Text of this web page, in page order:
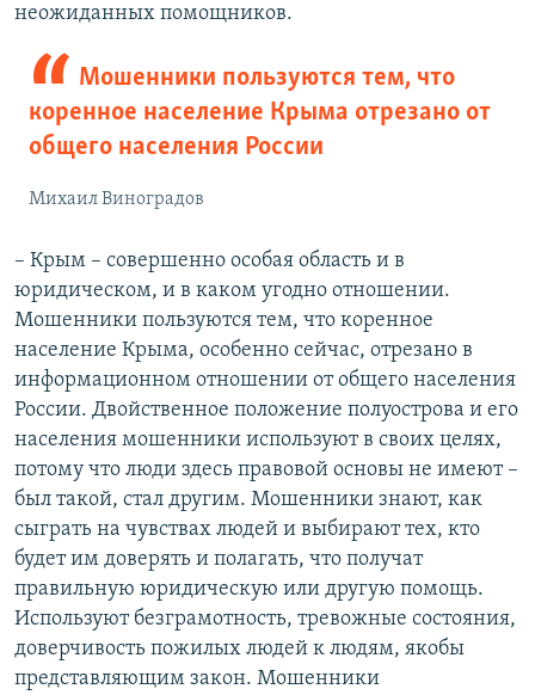
неожиданных помощников.
Мошенники пользуются тем, что
коренное население Крыма отрезано от
общего населения России
Михаил Виноградов
– Крым – совершенно особая область и в
юридическом, и в каком угодно отношении.
Мошенники пользуются тем, что коренное
население Крыма, особенно сейчас, отрезано в
информационном отношении от общего населения
России. Двойственное положение полуострова и его
населения мошенники используют в своих целях,
потому что люди здесь правовой основы не имеют –
был такой, стал другим. Мошенники знают, как
сыграть на чувствах людей и выбирают тех, кто
будет им доверять и полагать, что получат
правильную юридическую или другую помощь.
Используют безграмотность, тревожные состояния,
доверчивость пожилых людей к людям, якобы
представляющим закон. Мошенники